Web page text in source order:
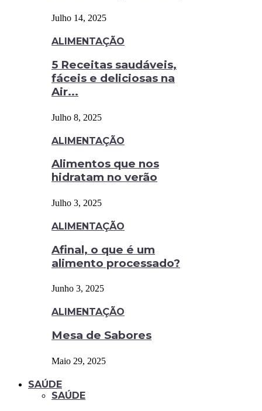
Julho 14, 2025
ALIMENTAÇÃO
5 Receitas saudáveis,
fáceis e deliciosas na
Air...
Julho 8, 2025
ALIMENTAÇÃO
Alimentos que nos
hidratam no verão
Julho 3, 2025
ALIMENTAÇÃO
Afinal, o que é um
alimento processado?
Junho 3, 2025
ALIMENTAÇÃO
Mesa de Sabores
Maio 29, 2025
SAÚDE
SAÚDE